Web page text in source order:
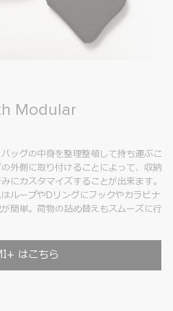
Modular
ッグの中身を整理整頓して持ち運ぶこ
外側に取り付けることによって、収納
にカスタマイズすることが出来ます。
ループやDリングにフックやカラビナ
簡単。荷物の詰め替えもスムーズに行
はこちら